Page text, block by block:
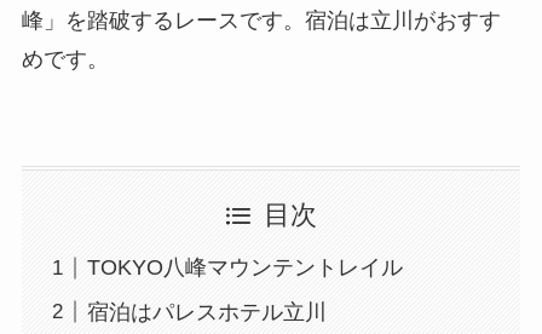
峰」を踏破するレースです。宿泊は立川がおすす
めです。
目次
TOKYO八峰マウンテントレイル
宿泊はパレスホテル立川